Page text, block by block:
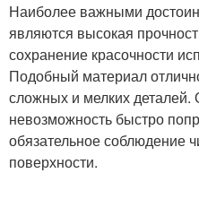
Наиболее важными
являются высокая
сохранение красочности
Подобный материал
сложных и мелких
невозможность быстро
обязательное соблюдение
поверхности.